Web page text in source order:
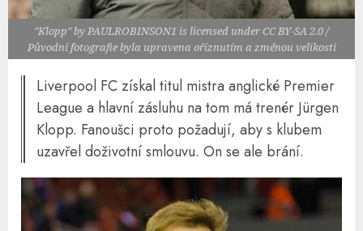
"Klopp" by PAULROBINSON1 is licensed under CC BY-SA 2.0 /
Původní fotografie byla upravena oříznutím a změnou velikosti
Liverpool FC získal titul mistra anglické Premier
League a hlavní zásluhu na tom má trenér Jürgen
Klopp. Fanoušci proto požadují, aby s klubem
uzavřel doživotní smlouvu. On se ale brání.